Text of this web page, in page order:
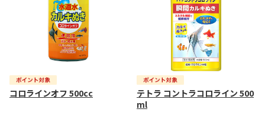
コロラインオフ 500cc
テトラ コントラコロライン 500
ml